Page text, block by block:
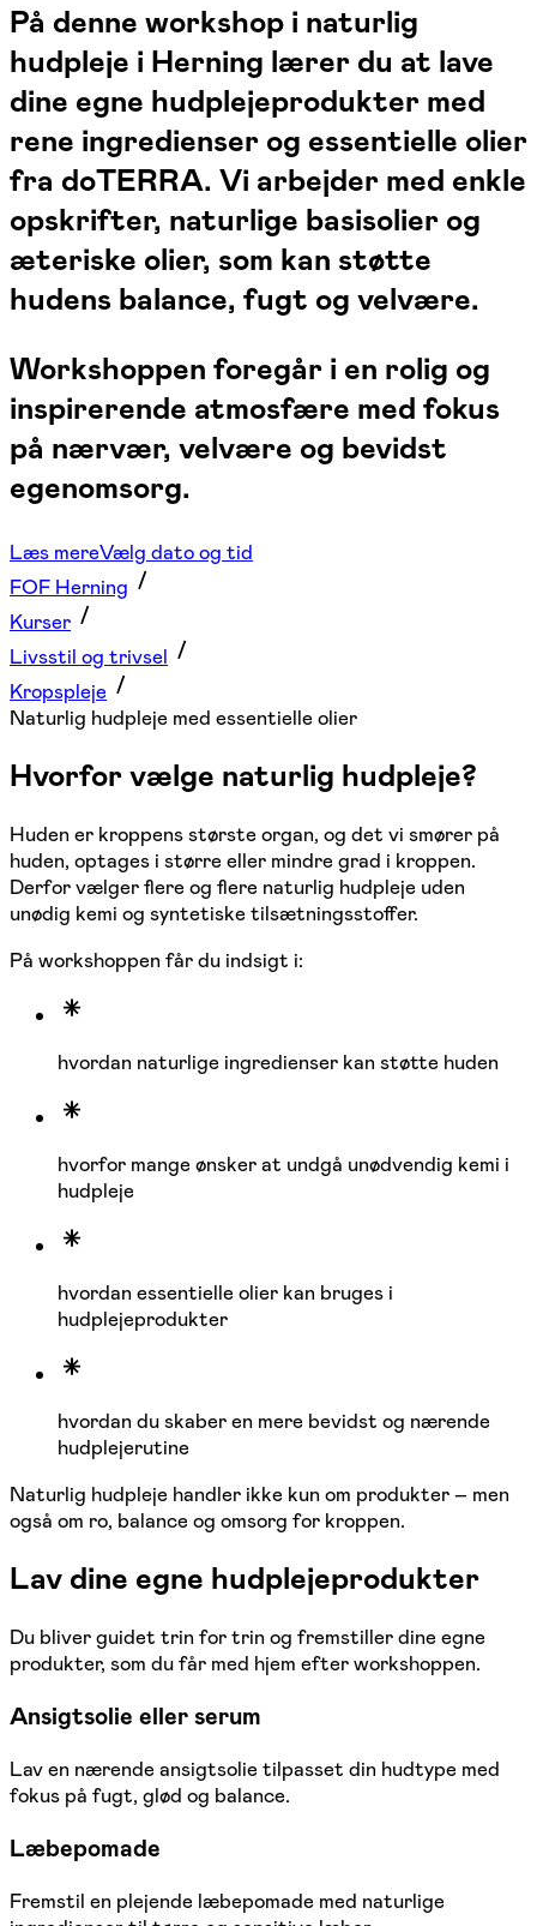
På denne workshop i naturlig
hudpleje i Herning lærer du at lave
dine egne hudplejeprodukter med
rene ingredienser og essentielle olier
fra doTERRA. Vi arbejder med enkle
opskrifter, naturlige basisolier og
æteriske olier, som kan støtte
hudens balance, fugt og velvære.
Workshoppen foregår i en rolig og
inspirerende atmosfære med fokus
på nærvær, velvære og bevidst
egenomsorg.
Læs mereVælg dato og tid
FOF Herning
Kurser
Livsstil og trivsel
Kropspleje
Naturlig hudpleje med essentielle olier
Hvorfor vælge naturlig hudpleje?
Huden er kroppens største organ, og det vi smører på
huden, optages i større eller mindre grad i kroppen.
Derfor vælger flere og flere naturlig hudpleje uden
unødig kemi og syntetiske tilsætningsstoffer.
På workshoppen får du indsigt i:
hvordan naturlige ingredienser kan støtte huden
hvorfor mange ønsker at undgå unødvendig kemi i
hudpleje
hvordan essentielle olier kan bruges i
hudplejeprodukter
hvordan du skaber en mere bevidst og nærende
hudplejerutine
Naturlig hudpleje handler ikke kun om produkter – men
også om ro, balance og omsorg for kroppen.
Lav dine egne hudplejeprodukter
Du bliver guidet trin for trin og fremstiller dine egne
produkter, som du får med hjem efter workshoppen.
Ansigtsolie eller serum
Lav en nærende ansigtsolie tilpasset din hudtype med
fokus på fugt, glød og balance.
Læbepomade
Fremstil en plejende læbepomade med naturlige